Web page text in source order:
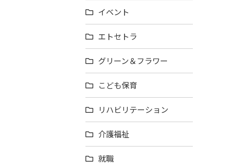
イベント
エトセトラ
グリーン＆フラワー
こども保育
リハビリテーション
介護福祉
就職